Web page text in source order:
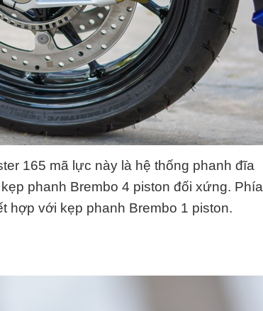
165 mã lực này là hệ thống phanh đĩa
phanh Brembo 4 piston đối xứng. Phía
hợp với kẹp phanh Brembo 1 piston.